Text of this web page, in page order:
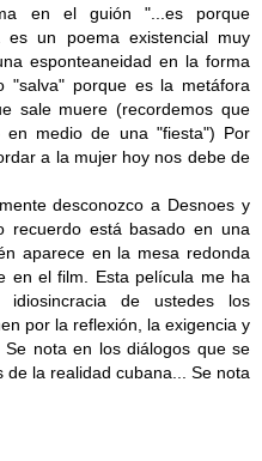
en el guión "...es porque
un poema existencial muy
esponteaneidad en la forma
"salva" porque es la metáfora
sale muere (recordemos que
en medio de una "fiesta") Por
a la mujer hoy nos debe de
desconozco a Desnoes y
recuerdo está basado en una
aparece en la mesa redonda
en el film. Esta película me ha
de ustedes los
por la reflexión, la exigencia y
nota en los diálogos que se
la realidad cubana... Se nota